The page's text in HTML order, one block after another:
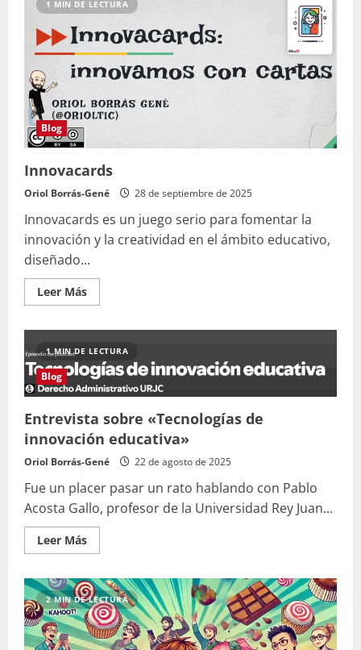
1 MIN DE LECTURA
Blog
Innovacards
Oriol Borrás-Gené 28 de septiembre de 2025
Innovacards es un juego serio para fomentar la
innovación y la creatividad en el ámbito educativo,
diseñado...
Leer MásLeer
más
1 MIN DE LECTURA
Blog
Entrevista sobre «Tecnologías de
innovación educativa»
Oriol Borrás-Gené 22 de agosto de 2025
Fue un placer pasar un rato hablando con Pablo
Acosta Gallo, profesor de la Universidad Rey Juan...
Leer MásLeer
más
Entrevista
sobre
«Tecnologías
de
innovación
educativa»
2 MIN DE LECTURA